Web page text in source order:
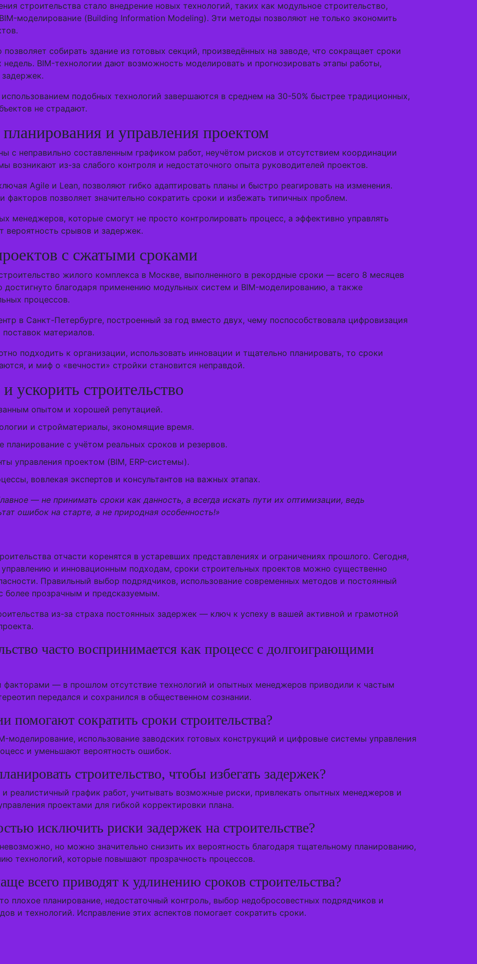
строительства стало внедрение новых технологий, таких как модульное строительство,
моделирование (Building Information Modeling). Эти методы позволяют не только экономить
собирать здание из готовых секций, произведённых на заводе, что сокращает сроки
BIM-технологии дают возможность моделировать и прогнозировать этапы работы,
подобных технологий завершаются в среднем на 30-50% быстрее традиционных,
не страдают.
и управления проектом
с неправильно составленным графиком работ, неучётом рисков и отсутствием координации
возникают из-за слабого контроля и недостаточного опыта руководителей проектов.
Agile и Lean, позволяют гибко адаптировать планы и быстро реагировать на изменения.
факторов позволяет значительно сократить сроки и избежать типичных проблем.
менеджеров, которые смогут не просто контролировать процесс, а эффективно управлять
вероятность срывов и задержек.
с сжатыми сроками
жилого комплекса в Москве, выполненного в рекордные сроки — всего 8 месяцев
достигнуто благодаря применению модульных систем и BIM-моделированию, а также
процессов.
в Санкт-Петербурге, построенный за год вместо двух, чему поспособствовала цифровизация
материалов.
подходить к организации, использовать инновации и тщательно планировать, то сроки
и миф о «вечности» стройки становится неправдой.
ускорить строительство
опытом и хорошей репутацией.
и стройматериалы, экономящие время.
планирование с учётом реальных сроков и резервов.
управления проектом (BIM, ERP-системы).
вовлекая экспертов и консультантов на важных этапах.
— не принимать сроки как данность, а всегда искать пути их оптимизации, ведь
ошибок на старте, а не природная особенность!»
отчасти коренятся в устаревших представлениях и ограничениях прошлого. Сегодня,
и инновационным подходам, сроки строительных проектов можно существенно
Правильный выбор подрядчиков, использование современных методов и постоянный
более прозрачным и предсказуемым.
из-за страха постоянных задержек — ключ к успеху в вашей активной и грамотной
часто воспринимается как процесс с долгоиграющими
факторами — в прошлом отсутствие технологий и опытных менеджеров приводили к частым
передался и сохранился в общественном сознании.
помогают сократить сроки строительства?
моделирование, использование заводских готовых конструкций и цифровые системы управления
и уменьшают вероятность ошибок.
строительство, чтобы избегать задержек?
реалистичный график работ, учитывать возможные риски, привлекать опытных менеджеров и
проектами для гибкой корректировки плана.
исключить риски задержек на строительстве?
но можно значительно снизить их вероятность благодаря тщательному планированию,
технологий, которые повышают прозрачность процессов.
всего приводят к удлинению сроков строительства?
плохое планирование, недостаточный контроль, выбор недобросовестных подрядчиков и
и технологий. Исправление этих аспектов помогает сократить сроки.